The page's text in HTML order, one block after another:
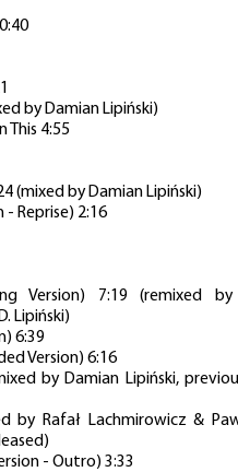
by Damian Lipiński)
This 4:55
(mixed by Damian Lipiński)
- Reprise) 2:16
Version) 7:19 (remixed by
Lipiński)
6:39
Version) 6:16
by Damian Lipiński,
by Rafał Lachmirowicz &
- Outro) 3:33